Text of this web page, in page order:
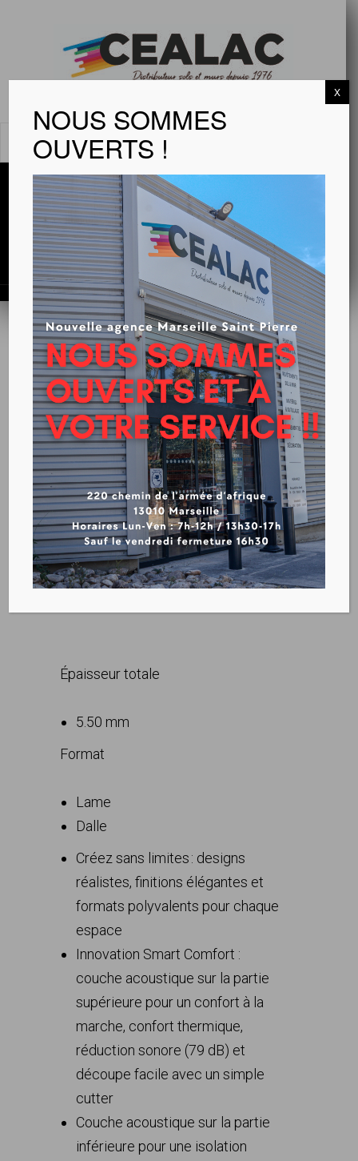
MENU
GERFLOR – CREATION 40
CLIC ACOUSTIC
VOIR LA FICHE TECHIQUE
Épaisseur totale
5.50 mm
Format
Lame
Dalle
Créez sans limites : designs
réalistes, finitions élégantes et
formats polyvalents pour chaque
espace
Innovation Smart Comfort :
couche acoustique sur la partie
supérieure pour un confort à la
marche, confort thermique,
réduction sonore (79 dB) et
découpe facile avec un simple
cutter
Couche acoustique sur la partie
inférieure pour une isolation
NOUS SOMMES
OUVERTS !
X